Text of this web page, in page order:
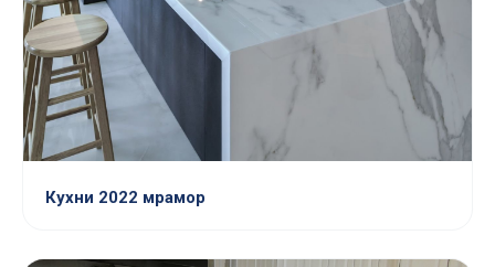
Кухни 2022 мрамор